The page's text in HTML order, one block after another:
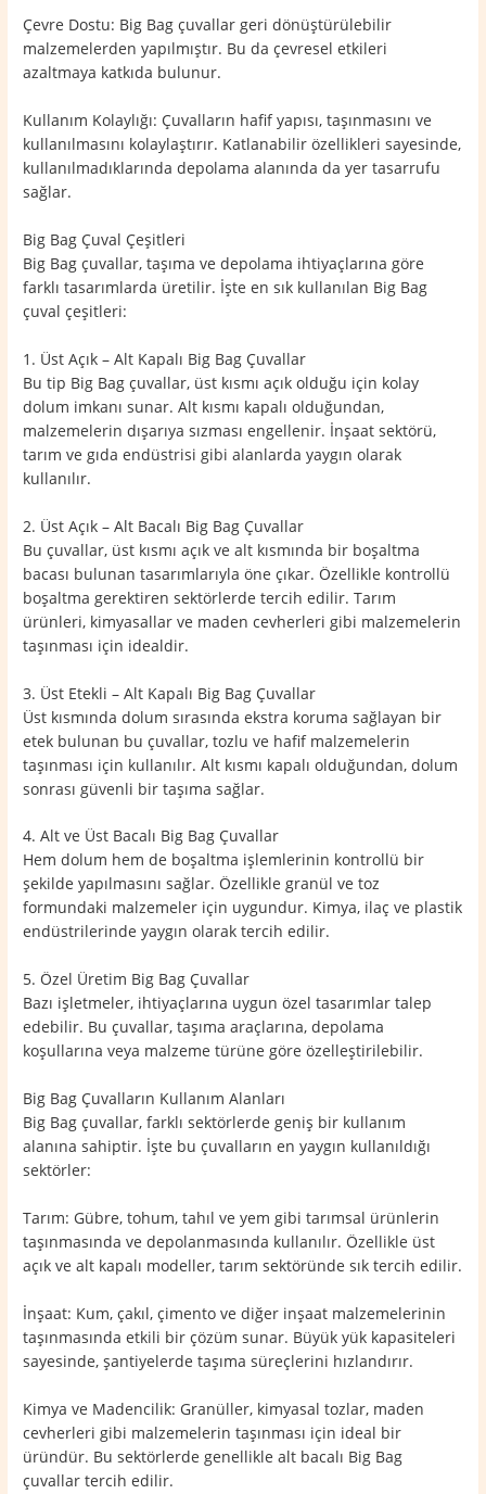
Çevre Dostu: Big Bag çuvallar geri dönüştürülebilir
malzemelerden yapılmıştır. Bu da çevresel etkileri
azaltmaya katkıda bulunur.
Kullanım Kolaylığı: Çuvalların hafif yapısı, taşınmasını ve
kullanılmasını kolaylaştırır. Katlanabilir özellikleri sayesinde,
kullanılmadıklarında depolama alanında da yer tasarrufu
sağlar.
Big Bag Çuval Çeşitleri
Big Bag çuvallar, taşıma ve depolama ihtiyaçlarına göre
farklı tasarımlarda üretilir. İşte en sık kullanılan Big Bag
çuval çeşitleri:
1. Üst Açık – Alt Kapalı Big Bag Çuvallar
Bu tip Big Bag çuvallar, üst kısmı açık olduğu için kolay
dolum imkanı sunar. Alt kısmı kapalı olduğundan,
malzemelerin dışarıya sızması engellenir. İnşaat sektörü,
tarım ve gıda endüstrisi gibi alanlarda yaygın olarak
kullanılır.
2. Üst Açık – Alt Bacalı Big Bag Çuvallar
Bu çuvallar, üst kısmı açık ve alt kısmında bir boşaltma
bacası bulunan tasarımlarıyla öne çıkar. Özellikle kontrollü
boşaltma gerektiren sektörlerde tercih edilir. Tarım
ürünleri, kimyasallar ve maden cevherleri gibi malzemelerin
taşınması için idealdir.
3. Üst Etekli – Alt Kapalı Big Bag Çuvallar
Üst kısmında dolum sırasında ekstra koruma sağlayan bir
etek bulunan bu çuvallar, tozlu ve hafif malzemelerin
taşınması için kullanılır. Alt kısmı kapalı olduğundan, dolum
sonrası güvenli bir taşıma sağlar.
4. Alt ve Üst Bacalı Big Bag Çuvallar
Hem dolum hem de boşaltma işlemlerinin kontrollü bir
şekilde yapılmasını sağlar. Özellikle granül ve toz
formundaki malzemeler için uygundur. Kimya, ilaç ve plastik
endüstrilerinde yaygın olarak tercih edilir.
5. Özel Üretim Big Bag Çuvallar
Bazı işletmeler, ihtiyaçlarına uygun özel tasarımlar talep
edebilir. Bu çuvallar, taşıma araçlarına, depolama
koşullarına veya malzeme türüne göre özelleştirilebilir.
Big Bag Çuvalların Kullanım Alanları
Big Bag çuvallar, farklı sektörlerde geniş bir kullanım
alanına sahiptir. İşte bu çuvalların en yaygın kullanıldığı
sektörler:
Tarım: Gübre, tohum, tahıl ve yem gibi tarımsal ürünlerin
taşınmasında ve depolanmasında kullanılır. Özellikle üst
açık ve alt kapalı modeller, tarım sektöründe sık tercih edilir.
İnşaat: Kum, çakıl, çimento ve diğer inşaat malzemelerinin
taşınmasında etkili bir çözüm sunar. Büyük yük kapasiteleri
sayesinde, şantiyelerde taşıma süreçlerini hızlandırır.
Kimya ve Madencilik: Granüller, kimyasal tozlar, maden
cevherleri gibi malzemelerin taşınması için ideal bir
üründür. Bu sektörlerde genellikle alt bacalı Big Bag
çuvallar tercih edilir.